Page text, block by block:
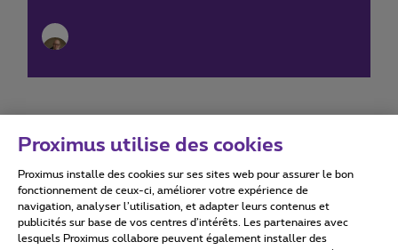
Conditions d'utilisation Accessibility statement
Proximus utilise des cookies
Proximus installe des cookies sur ses sites web pour assurer le bon
fonctionnement de ceux-ci, améliorer votre expérience de
navigation, analyser l’utilisation, et adapter leurs contenus et
publicités sur base de vos centres d’intérêts. Les partenaires avec
lesquels Proximus collabore peuvent également installer des